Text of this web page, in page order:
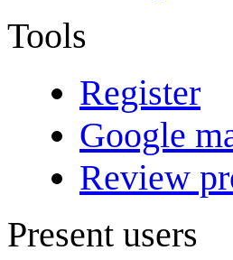
Tools
Register
Google
Review
Present users